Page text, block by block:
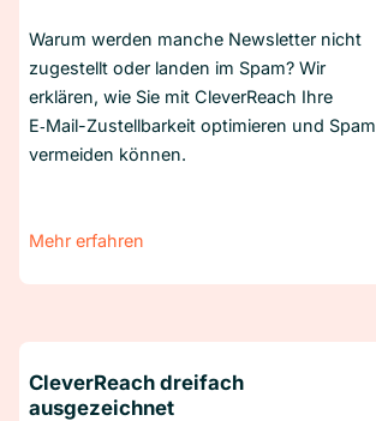
Warum werden manche Newsletter nicht
zugestellt oder landen im Spam? Wir
erklären, wie Sie mit CleverReach Ihre
E‑Mail-Zustellbarkeit optimieren und Spam
vermeiden können.
Mehr erfahren
CleverReach dreifach
ausgezeichnet